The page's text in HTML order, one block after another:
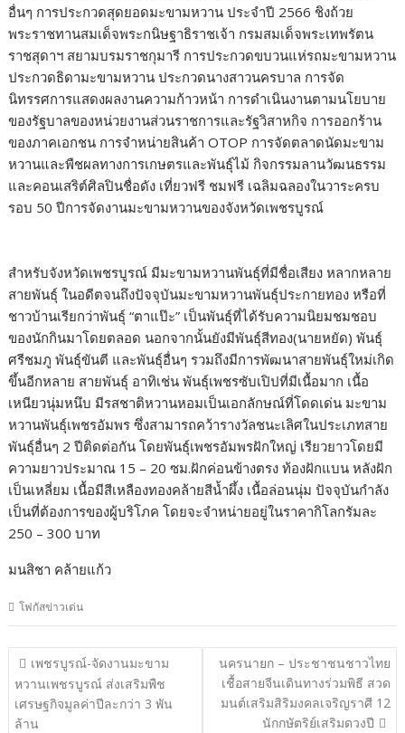
อื่นๆ การประกวดสุดยอดมะขามหวาน ประจำปี 2566 ชิงถ้วย
พระราชทานสมเด็จพระกนิษฐาธิราชเจ้า กรมสมเด็จพระเทพรัตน
ราชสุดาฯ สยามบรมราชกุมารี การประกวดขบวนแห่รถมะขามหวาน
ประกวดธิดามะขามหวาน ประกวดนางสาวนครบาล การจัด
นิทรรศการแสดงผลงานความก้าวหน้า การดำเนินงานตามนโยบาย
ของรัฐบาลของหน่วยงานส่วนราชการและรัฐวิสาหกิจ การออกร้าน
ของภาคเอกชน การจำหน่ายสินค้า OTOP การจัดตลาดนัดมะขาม
หวานและพืชผลทางการเกษตรและพันธุ์ไม้ กิจกรรมลานวัฒนธรรม
และคอนเสริต์ศิลปินชื่อดัง เที่ยวฟรี ชมฟรี เฉลิมฉลองในวาระครบ
รอบ 50 ปีการจัดงานมะขามหวานของจังหวัดเพชรบูรณ์
สำหรับจังหวัดเพชรบูรณ์ มีมะขามหวานพันธุ์ที่มีชื่อเสียง หลากหลาย
สายพันธุ์ ในอดีตจนถึงปัจจุบันมะขามหวานพันธุ์ประกายทอง หรือที่
ชาวบ้านเรียกว่าพันธุ์ “ตาแป๊ะ” เป็นพันธุ์ที่ได้รับความนิยมชมชอบ
ของนักกินมาโดยตลอด นอกจากนั้นยังมีพันธุ์สีทอง(นายหยัด) พันธุ์
ศรีชมภู พันธุ์ขันตี และพันธุ์อื่นๆ รวมถึงมีการพัฒนาสายพันธุ์ใหม่เกิด
ขึ้นอีกหลาย สายพันธุ์ อาทิเช่น พันธุ์เพชรซับเปิปที่มีเนื้อมาก เนื้อ
เหนียวนุ่มหนึบ มีรสชาติหวานหอมเป็นเอกลักษณ์ที่โดดเด่น มะขาม
หวานพันธุ์เพชรอัมพร ซึ่งสามารถคว้ารางวัลชนะเลิศในประเภทสาย
พันธุ์อื่นๆ 2 ปีติดต่อกัน โดยพันธุ์เพชรอัมพรฝักใหญ่ เรียวยาวโดยมี
ความยาวประมาณ 15 – 20 ซม.ฝักค่อนข้างตรง ท้องฝักแบน หลังฝัก
เป็นเหลี่ยม เนื้อมีสีเหลืองทองคล้ายสีน้ำผึ้ง เนื้อล่อนนุ่ม ปัจจุบันกำลัง
เป็นที่ต้องการของผู้บริโภค โดยจะจำหน่ายอยู่ในราคากิโลกรัมละ
250 – 300 บาท
มนสิชา คล้ายแก้ว
โฟกัสข่าวเด่น
แนะแนว
เรื่อง
เพชรบูรณ์-จัดงานมะขาม
หวานเพชรบูรณ์ ส่งเสริมพืช
เศรษฐกิจมูลค่าปีละกว่า 3 พัน
ล้าน
นครนายก – ประชาชนชาวไทย
เชื้อสายจีนเดินทางร่วมพิธี สวด
มนต์เสริมสิริมงคลเจริญราศี 12
นักกษัตริย์เสริมดวงปี